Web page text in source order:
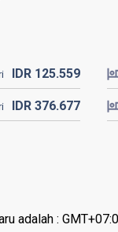
IDR 125.559
IDR 376.677
adalah :